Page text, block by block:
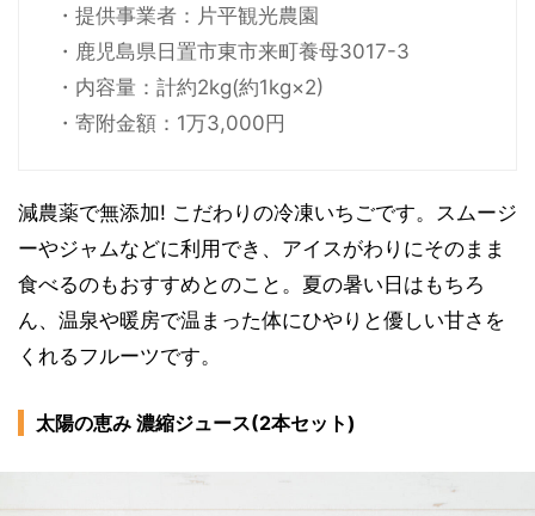
・提供事業者：片平観光農園
・鹿児島県日置市東市来町養母3017-3
・内容量：計約2kg(約1kg×2)
・寄附金額：1万3,000円
減農薬で無添加! こだわりの冷凍いちごです。スムージ
ーやジャムなどに利用でき、アイスがわりにそのまま
食べるのもおすすめとのこと。夏の暑い日はもちろ
ん、温泉や暖房で温まった体にひやりと優しい甘さを
くれるフルーツです。
太陽の恵み 濃縮ジュース(2本セット)